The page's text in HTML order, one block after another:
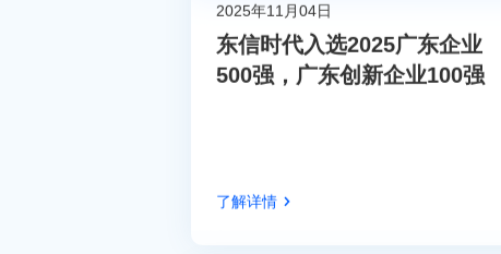
2025年11月04日
东信时代入选2025广东企业
500强，广东创新企业100强
了解详情